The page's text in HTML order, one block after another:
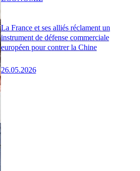
La France et ses alliés réclament un
instrument de défense commerciale
européen pour contrer la Chine
26.05.2026